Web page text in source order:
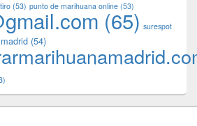
(53) punto de marihuana online (53)
(65) surespot
(54)